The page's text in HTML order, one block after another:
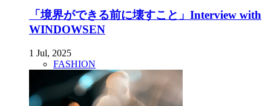
「境界ができる前に壊すこと」Interview with
WINDOWSEN
1 Jul, 2025
FASHION